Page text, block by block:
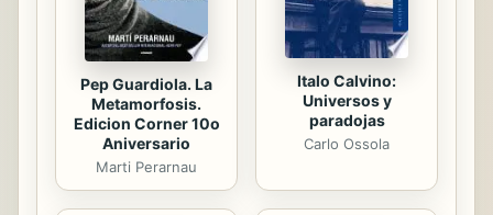
Pep Guardiola. La
Metamorfosis.
Edicion Corner 10o
Aniversario
Marti Perarnau
Italo Calvino:
Universos y
paradojas
Carlo Ossola